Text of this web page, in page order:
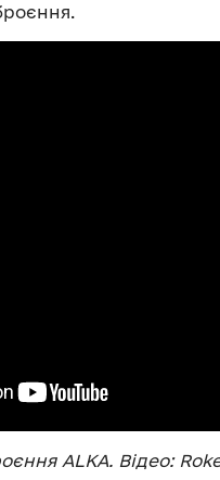
ALKA. Відео: